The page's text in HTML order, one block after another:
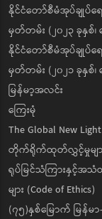
နိုင်ငံတော်စီမံအုပ်ချုပ်
မှတ်တမ်း (၂၀၂၃ ခုနှစ်၊
နိုင်ငံတော်စီမံအုပ်ချု
မှတ်တမ်း (၂၀၂၁ ခုနှစ်၊
မြန်မာ့အလင်း
ကြေးမုံ
The Global New
တိုက်ရိုက်ထုတ်လွှင့်မှုမျာ
ရုပ်မြင်သံကြားနှင့်အ
များ (Code of Ethics)
(၇၅)နှစ်မြောက် မ